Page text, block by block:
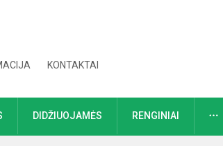
KONTAKTAI
DIDŽIUOJAMĖS RENGINIAI